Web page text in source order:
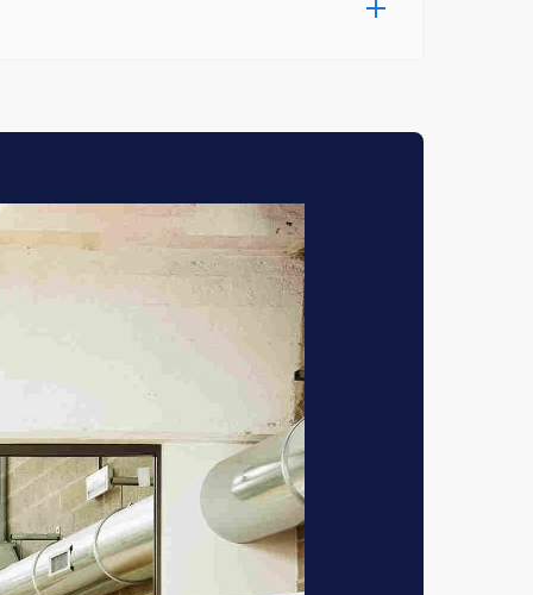
van de
ervaring
van een
€4.180 bruto per
bruto per maand
tussen de
€5.070 bruto per
verdienen
per maand